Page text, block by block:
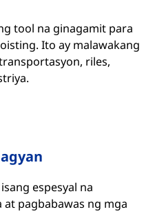
tool na ginagamit para
Ito ay malawakang
riles,
espesyal na
pagbabawas ng mga